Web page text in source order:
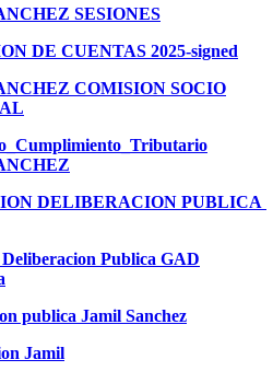
SESIONES
DE CUENTAS 2025-signed
COMISION SOCIO
DELIBERACION PUBLICA
Deliberacion Publica GAD
publica Jamil Sanchez
Jamil